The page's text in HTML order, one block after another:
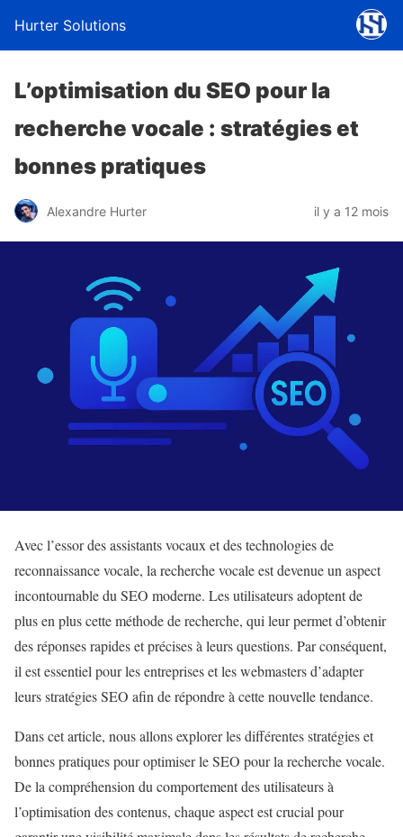
Hurter Solutions
L’optimisation du SEO pour la
recherche vocale : stratégies et
bonnes pratiques
Alexandre Hurter il y a 12 mois
Avec l’essor des assistants vocaux et des technologies de
reconnaissance vocale, la recherche vocale est devenue un aspect
incontournable du SEO moderne. Les utilisateurs adoptent de
plus en plus cette méthode de recherche, qui leur permet d’obtenir
des réponses rapides et précises à leurs questions. Par conséquent,
il est essentiel pour les entreprises et les webmasters d’adapter
leurs stratégies SEO afin de répondre à cette nouvelle tendance.
Dans cet article, nous allons explorer les différentes stratégies et
bonnes pratiques pour optimiser le SEO pour la recherche vocale.
De la compréhension du comportement des utilisateurs à
l’optimisation des contenus, chaque aspect est crucial pour